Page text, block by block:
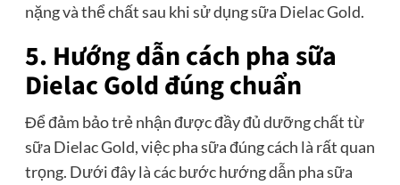
nặng và thể chất sau khi sử dụng sữa Dielac Gold.
5. Hướng dẫn cách pha sữa
Dielac Gold đúng chuẩn
Để đảm bảo trẻ nhận được đầy đủ dưỡng chất từ
sữa Dielac Gold, việc pha sữa đúng cách là rất quan
trọng. Dưới đây là các bước hướng dẫn pha sữa